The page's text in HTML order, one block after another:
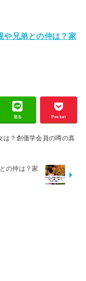
や兄弟との仲は？家
送る Pocket
は？創価学会員の噂の真
の仲は？家